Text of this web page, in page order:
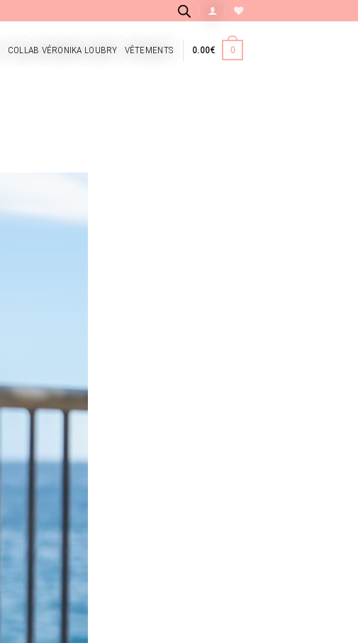
COLLAB VÉRONIKA LOUBRY VÊTEMENTS 0.00€ 0